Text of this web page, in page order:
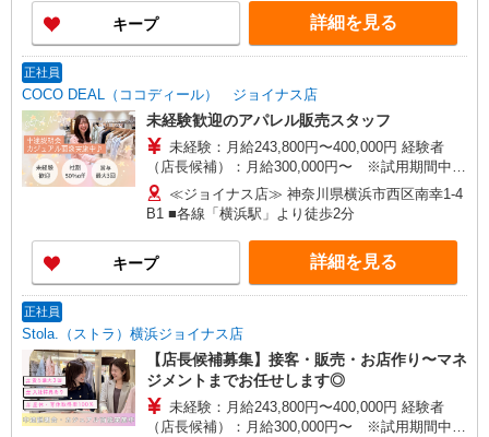
急西宮ガーデンズ店 ルクアイーレ大阪店／岡山一
番街店／ミナモア広島店／博多阪急店／天神ソラ
リアプラザ店 ▽他、詳しくは備考をご参照くださ
キープ 詳細を見る
正社員
COCO DEAL（ココディール） ジョイナス店
未経験歓迎のアパレル販売スタッフ
未経験：月給243,800円〜400,000円 経験者
（店長候補）：月給300,000円〜 ※試用期間中は
270,000円〜 ★固定残業手当：30,800円（月給に
含む） ※経験・能力考慮 ※固定残業時間は1ヶ月
あたり20時間、超過時は追加で残業手当支給 ※月
3万円まで交通費支給 ※試用期間（2〜3ヶ月）も
同条件 【手当】固定残業手当／資格手当／店舗職
制手当／住宅手当（実家外かつ賃貸の場合のみ別
当の種類はエリアにより異なります。詳細は面接
時にお尋ねください。
≪ジョイナス店≫ 神奈川県横浜市西区南幸1-4
B1 ■各線「横浜駅」より徒歩2分
キープ 詳細を見る
正社員
Stola.（ストラ）横浜ジョイナス店
【店長候補募集】接客・販売・お店作り〜マネ
ジメントまでお任せします◎
未経験：月給243,800円〜400,000円 経験者
（店長候補）：月給300,000円〜 ※試用期間中は